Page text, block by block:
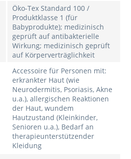
Öko-Tex Standard 100 /
Produktklasse 1 (für
Babyprodukte); medizinisch
geprüft auf antibakterielle
Wirkung; medizinisch geprüft
auf Körperverträglichkeit
Accessoire für Personen mit:
erkrankter Haut (wie
Neurodermitis, Psoriasis, Akne
u.a.), allergischen Reaktionen
der Haut, wundem
Hautzustand (Kleinkinder,
Senioren u.a.), Bedarf an
therapieunterstützender
Kleidung